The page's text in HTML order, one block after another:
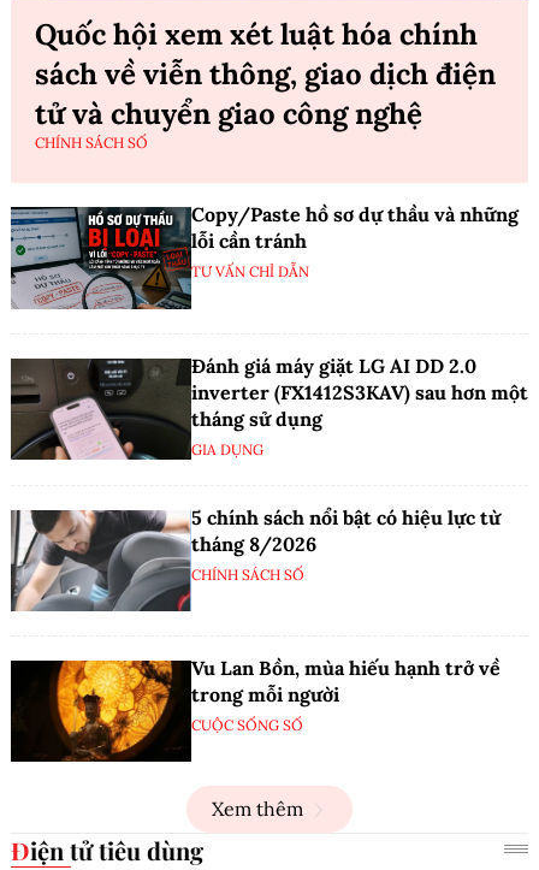
Quốc hội xem xét luật hóa chính
sách về viễn thông, giao dịch điện
tử và chuyển giao công nghệ
CHÍNH SÁCH SỐ
Copy/Paste hồ sơ dự thầu và những
lỗi cần tránh
TƯ VẤN CHỈ DẪN
Đánh giá máy giặt LG AI DD 2.0
inverter (FX1412S3KAV) sau hơn một
tháng sử dụng
GIA DỤNG
5 chính sách nổi bật có hiệu lực từ
tháng 8/2026
CHÍNH SÁCH SỐ
Vu Lan Bồn, mùa hiếu hạnh trở về
trong mỗi người
CUỘC SỐNG SỐ
Xem thêm
Điện tử tiêu dùng